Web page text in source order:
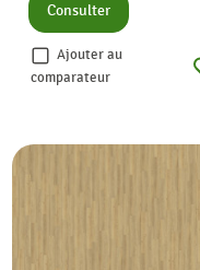
Consulter
Ajouter au
comparateur